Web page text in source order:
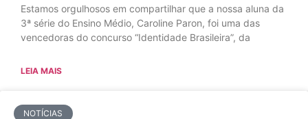
Estamos orgulhosos em compartilhar que a nossa aluna da
3ª série do Ensino Médio, Caroline Paron, foi uma das
vencedoras do concurso “Identidade Brasileira”, da
LEIA MAIS
NOTÍCIAS